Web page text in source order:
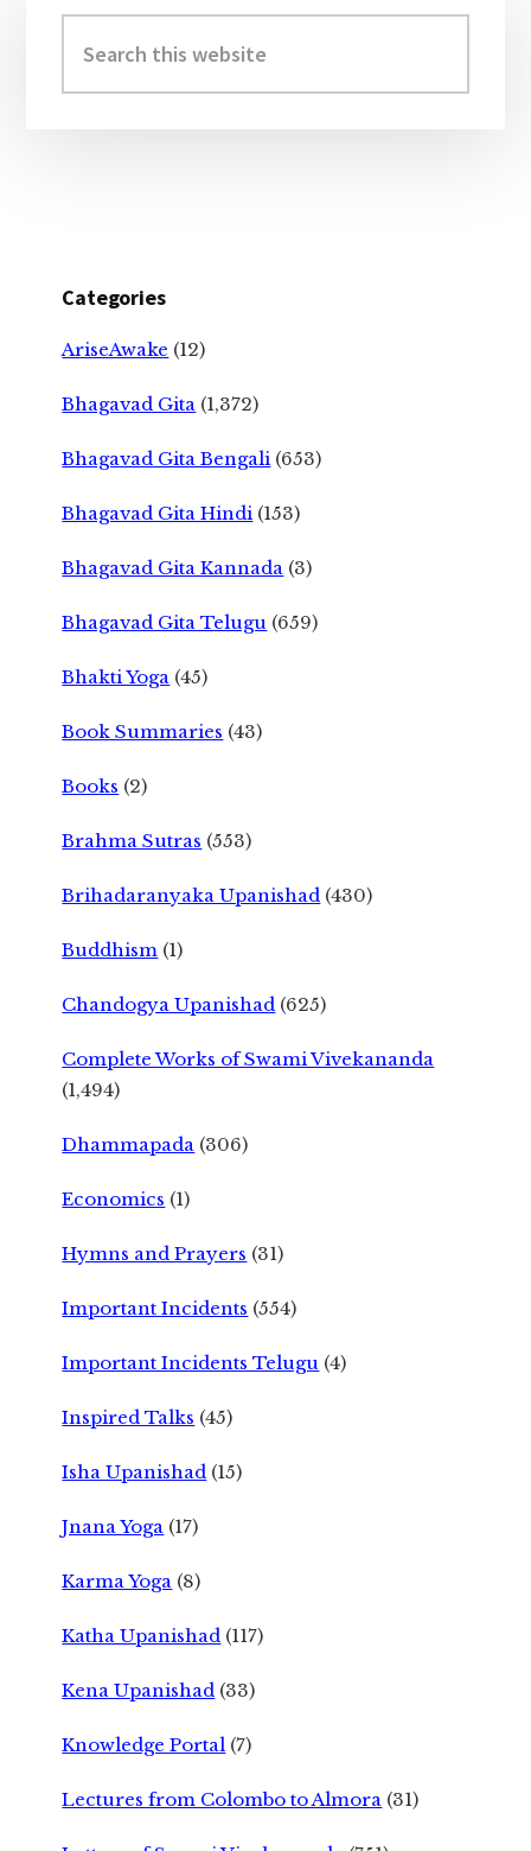
Sidebar
this
website
Categories
AriseAwake (12)
Bhagavad Gita (1,372)
Bhagavad Gita Bengali (653)
Bhagavad Gita Hindi (153)
Bhagavad Gita Kannada (3)
Bhagavad Gita Telugu (659)
Bhakti Yoga (45)
Book Summaries (43)
Books (2)
Brahma Sutras (553)
Brihadaranyaka Upanishad (430)
Buddhism (1)
Chandogya Upanishad (625)
Complete Works of Swami Vivekananda
(1,494)
Dhammapada (306)
Economics (1)
Hymns and Prayers (31)
Important Incidents (554)
Important Incidents Telugu (4)
Inspired Talks (45)
Isha Upanishad (15)
Jnana Yoga (17)
Karma Yoga (8)
Katha Upanishad (117)
Kena Upanishad (33)
Knowledge Portal (7)
Lectures from Colombo to Almora (31)